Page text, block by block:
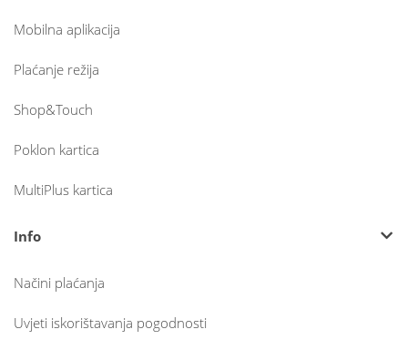
Mobilna aplikacija
Plaćanje režija
Shop&Touch
Poklon kartica
MultiPlus kartica
Info
Načini plaćanja
Uvjeti iskorištavanja pogodnosti